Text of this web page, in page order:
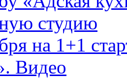
студию
на 1+1
Видео